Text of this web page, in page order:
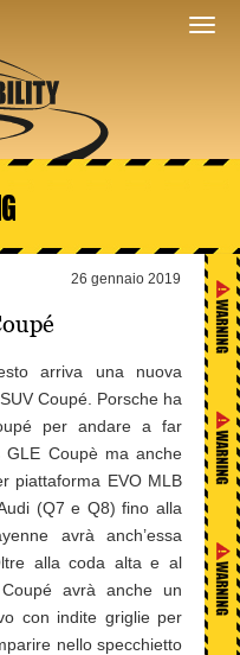
26 gennaio 2019
arriva una nuova
Coupé. Porsche ha
per andare a far
Coupè ma anche
piattaforma EVO MLB
(Q7 e Q8) fino alla
avrà anch’essa
alla coda alta e al
avrà anche un
con indite griglie per
nello specchietto